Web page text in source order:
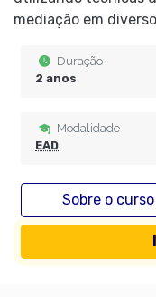
mediação em
Duração
2 anos
Modalidade
EAD
Sobre o curso